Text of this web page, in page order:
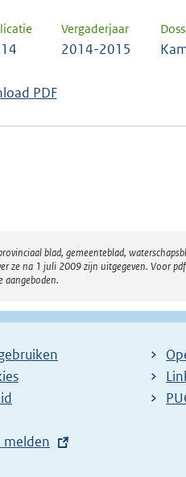
Vergaderjaar
2014-2015
PDF
blad, gemeenteblad,
ze na 1 juli 2009 zijn uitgegeven. Voor
aangeboden.
melden